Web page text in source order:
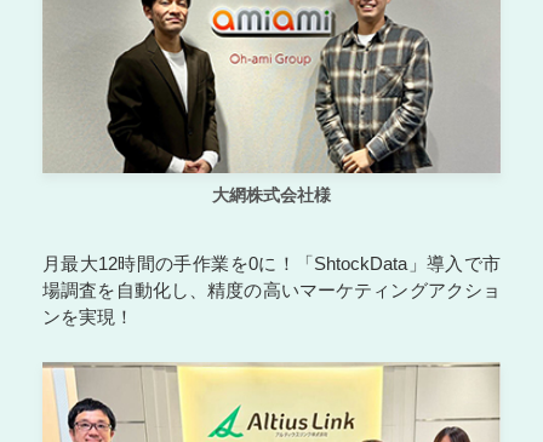
大網株式会社様
月最大12時間の手作業を0に！「ShtockData」導入で市
場調査を自動化し、精度の高いマーケティングアクショ
ンを実現！